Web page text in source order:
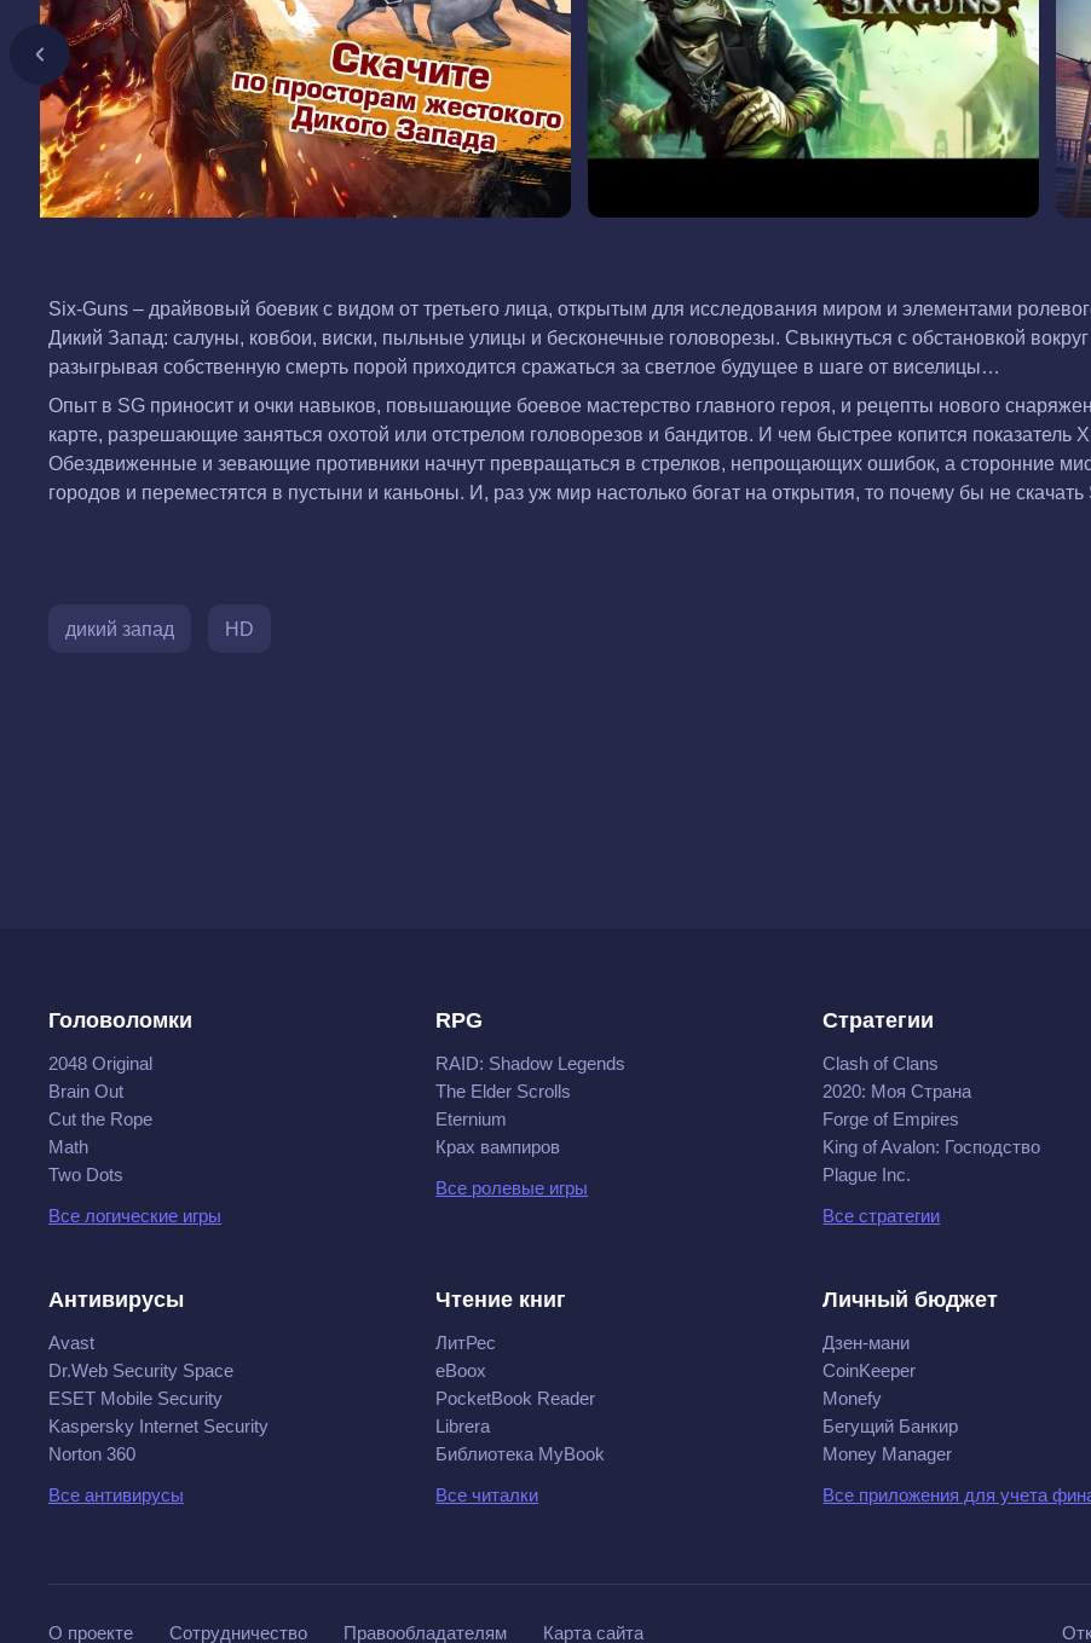
Six-Guns – драйвовый боевик с видом от третьего лица, открытым для исследования миром и элементами
Дикий Запад: салуны, ковбои, виски, пыльные улицы и бесконечные головорезы. Свыкнуться с обстановкой
разыгрывая собственную смерть порой приходится сражаться за светлое будущее в шаге от виселицы…
Опыт в SG приносит и очки навыков, повышающие боевое мастерство главного героя, и рецепты нового
карте, разрешающие заняться охотой или отстрелом головорезов и бандитов. И чем быстрее копится показатель
Обездвиженные и зевающие противники начнут превращаться в стрелков, непрощающих ошибок, а сторонние
городов и переместятся в пустыни и каньоны. И, раз уж мир настолько богат на открытия, то почему бы не
дикий запад HD
Головоломки
2048 Original
Brain Out
Cut the Rope
Math
Two Dots
Все логические игры
RPG
RAID: Shadow Legends
The Elder Scrolls
Eternium
Крах вампиров
Все ролевые игры
Стратегии
Clash of Clans
2020: Моя Cтрана
Forge of Empires
King of Avalon: Господство
Plague Inc.
Все стратегии
Антивирусы
Avast
Dr.Web Security Space
ESET Mobile Security
Kaspersky Internet Security
Norton 360
Все антивирусы
Чтение книг
ЛитРес
eBoox
PocketBook Reader
Librera
Библиотека MyBook
Все читалки
Личный бюджет
Дзен-мани
CoinKeeper
Monefy
Бегущий Банкир
Money Manager
Все приложения для учета
О проекте Сотрудничество Правообладателям Карта сайта